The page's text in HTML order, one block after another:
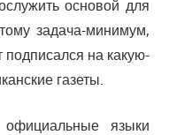
основой для
задача-минимум,
на какую-
газеты.
языки